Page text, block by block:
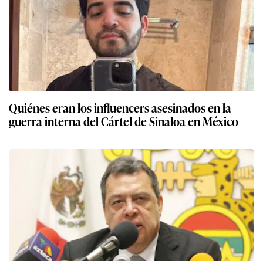
Quiénes eran los influencers asesinados en la
guerra interna del Cártel de Sinaloa en México